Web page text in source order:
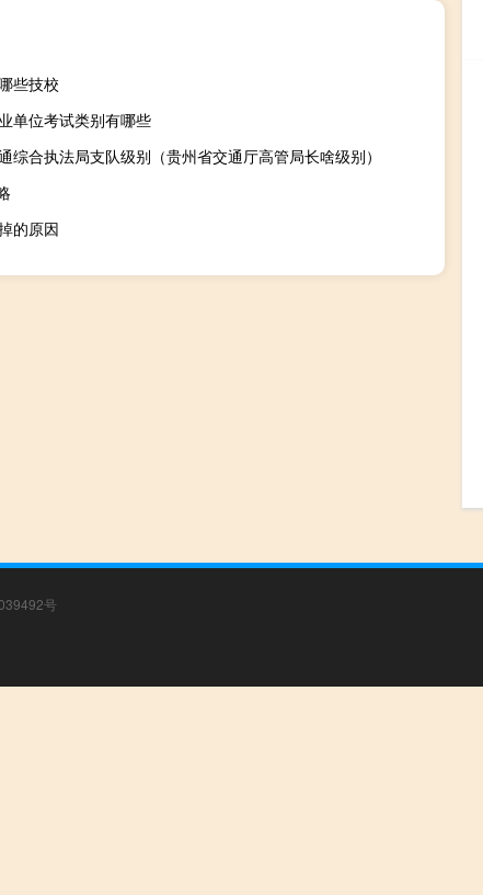
些技校
单位考试类别有哪些
综合执法局支队级别（贵州省交通厅高管局长啥级别）
的原因
号